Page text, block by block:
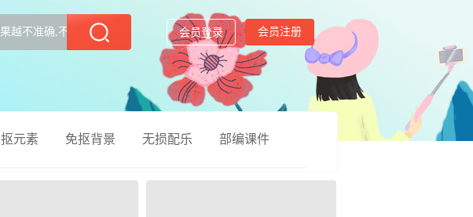
会员登录 会员注册
元素 免抠背景 无损配乐 部编课件